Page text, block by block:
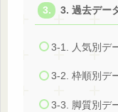
3. 過去デー
3-1. 人気別デ
3-2. 枠順別デ
3-3. 脚質別デ